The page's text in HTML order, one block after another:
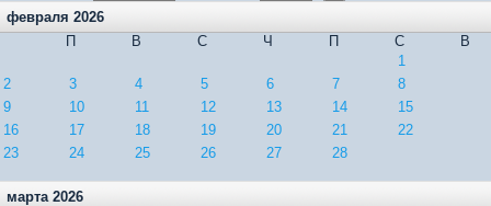
февраля 2026
П
В С Ч П С
В
1
2
3 4 5 6 7
8
9
10 11 12 13 14
15
16
17 18 19 20 21
22
23
24 25 26 27 28
марта 2026